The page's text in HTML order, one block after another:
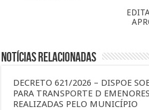
Notícias Relacionadas
DECRETO 621/2026 – DISPOE
PARA TRANSPORTE D
REALIZADAS PELO MUNICÍPIO